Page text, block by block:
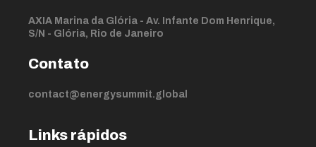
AXIA Marina da Glória - Av. Infante Dom Henrique,
S/N - Glória, Rio de Janeiro
Contato
contact@energysummit.global
Links rápidos